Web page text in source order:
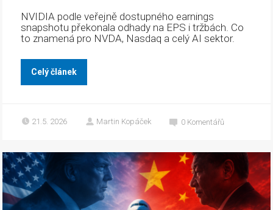
NVIDIA podle veřejně dostupného earnings
snapshotu překonala odhady na EPS i tržbách. Co
to znamená pro NVDA, Nasdaq a celý AI sektor.
Celý článek
21.5. 2026 Martin Kopáček 0 Komentářů